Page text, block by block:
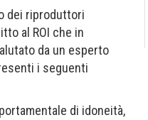
dei riproduttori
al ROI che in
da un esperto
i seguenti
di idoneità,